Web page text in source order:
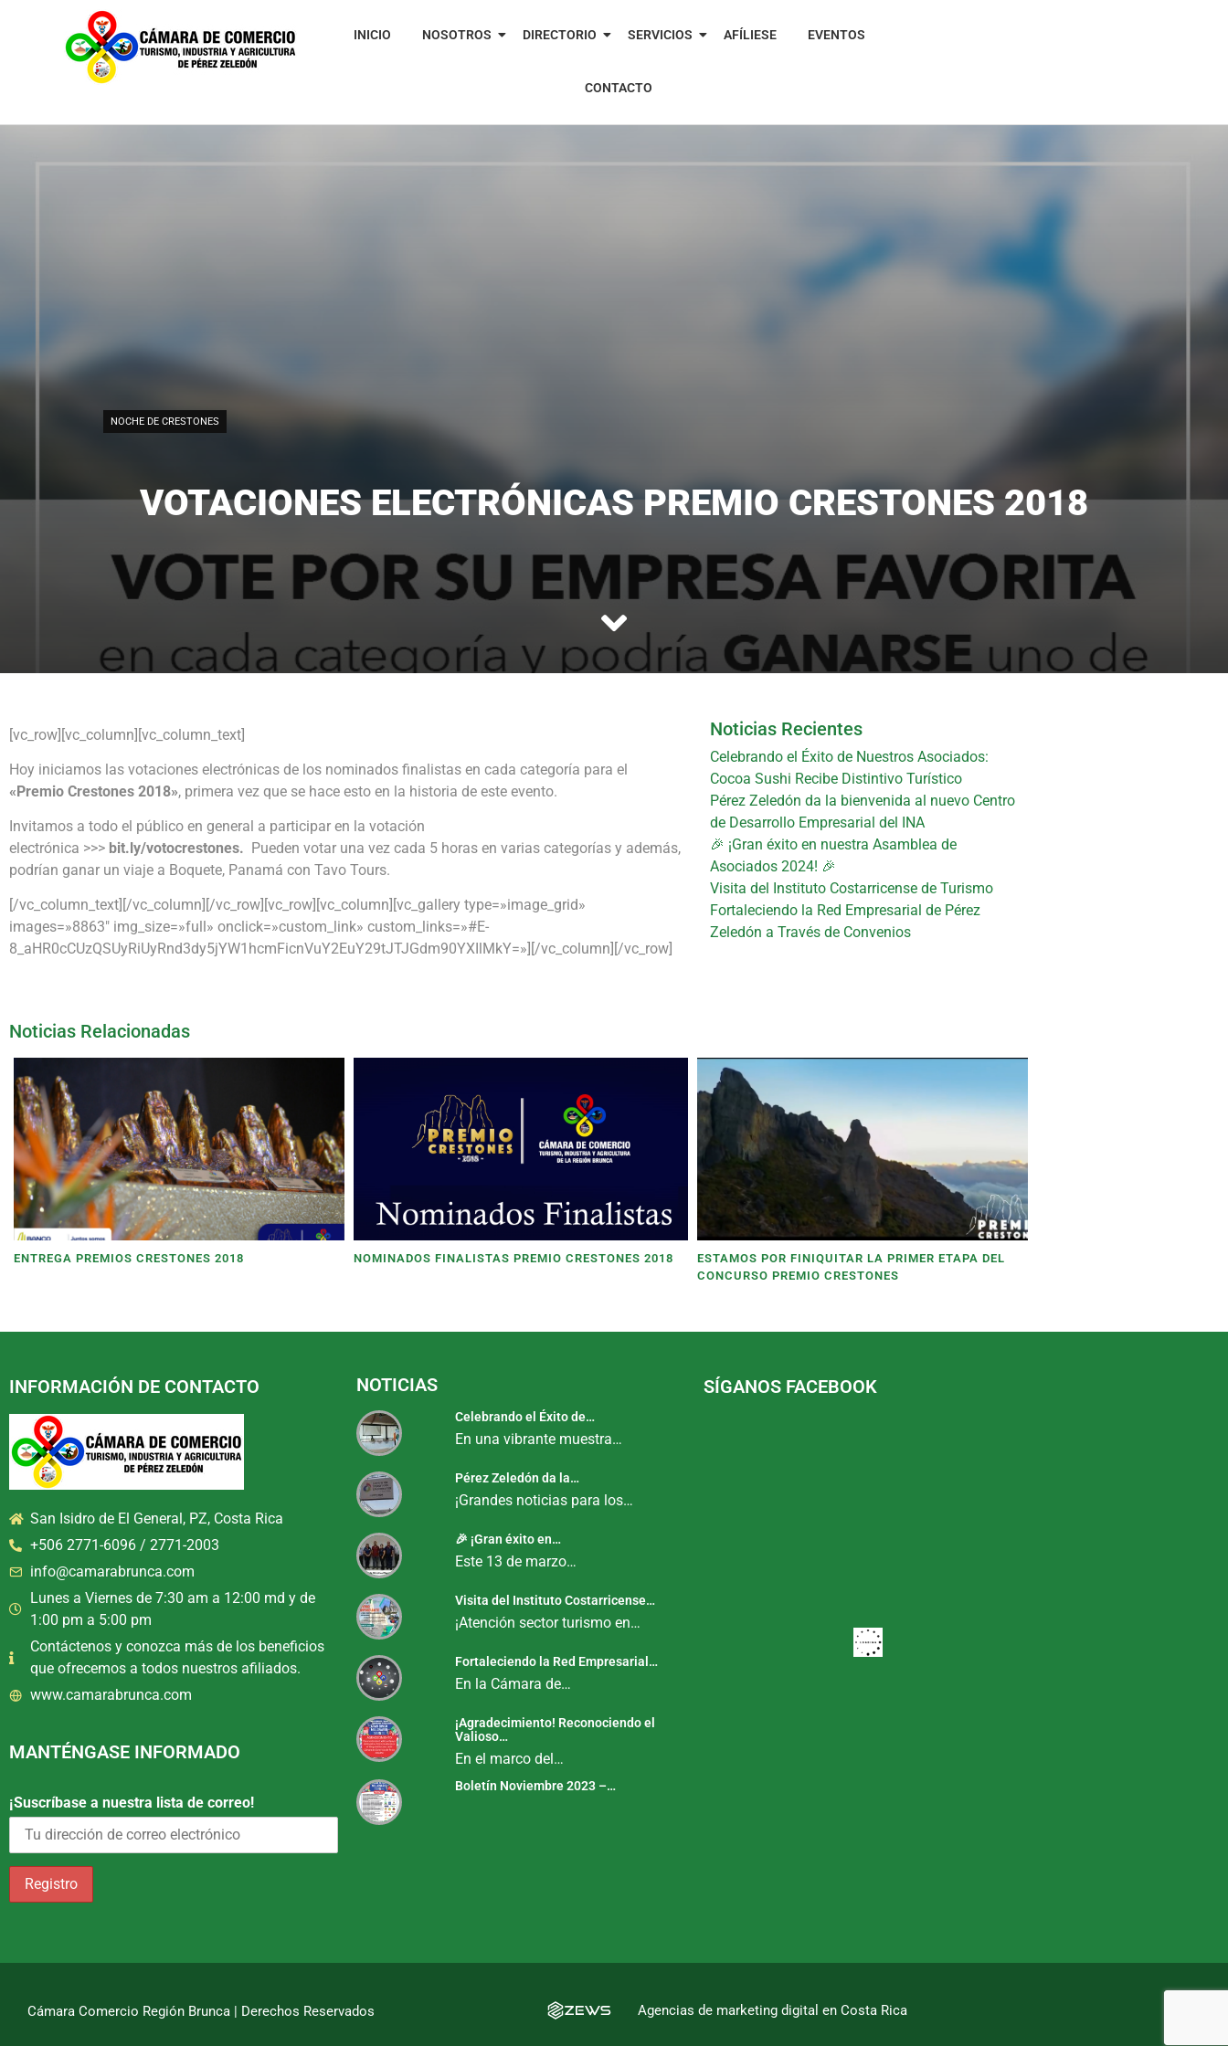
INICIO NOSOTROS DIRECTORIO SERVICIOS AFÍLIESE EVENTOS
CONTACTO
NOCHE DE CRESTONES
VOTACIONES ELECTRÓNICAS PREMIO CRESTONES 2018
[vc_row][vc_column][vc_column_text]
Hoy iniciamos las votaciones electrónicas de los nominados finalistas en cada categoría para el
«Premio Crestones 2018», primera vez que se hace esto en la historia de este evento.
Invitamos a todo el público en general a participar en la votación
electrónica >>> bit.ly/votocrestones. Pueden votar una vez cada 5 horas en varias categorías y además,
podrían ganar un viaje a Boquete, Panamá con Tavo Tours.
[/vc_column_text][/vc_column][/vc_row][vc_row][vc_column][vc_gallery type=»image_grid»
images=»8863″ img_size=»full» onclick=»custom_link» custom_links=»#E-
8_aHR0cCUzQSUyRiUyRnd3dy5jYW1hcmFicnVuY2EuY29tJTJGdm90YXIlMkY=»][/vc_column][/vc_row]
Noticias Recientes
Celebrando el Éxito de Nuestros Asociados:
Cocoa Sushi Recibe Distintivo Turístico
Pérez Zeledón da la bienvenida al nuevo Centro
de Desarrollo Empresarial del INA
🎉 ¡Gran éxito en nuestra Asamblea de
Asociados 2024! 🎉
Visita del Instituto Costarricense de Turismo
Fortaleciendo la Red Empresarial de Pérez
Zeledón a Través de Convenios
Noticias Relacionadas
ENTREGA PREMIOS CRESTONES 2018 NOMINADOS FINALISTAS PREMIO CRESTONES 2018
ESTAMOS POR FINIQUITAR LA PRIMER ETAPA DEL
CONCURSO PREMIO CRESTONES
INFORMACIÓN DE CONTACTO
San Isidro de El General, PZ, Costa Rica
+506 2771-6096 / 2771-2003
info@camarabrunca.com
Lunes a Viernes de 7:30 am a 12:00 md y de
1:00 pm a 5:00 pm
Contáctenos y conozca más de los beneficios
que ofrecemos a todos nuestros afiliados.
www.camarabrunca.com
MANTÉNGASE INFORMADO
¡Suscríbase a nuestra lista de correo!
NOTICIAS
Celebrando el Éxito de…
En una vibrante muestra…
Pérez Zeledón da la…
¡Grandes noticias para los…
🎉 ¡Gran éxito en…
Este 13 de marzo…
Visita del Instituto Costarricense…
¡Atención sector turismo en…
Fortaleciendo la Red Empresarial…
En la Cámara de…
¡Agradecimiento! Reconociendo el
Valioso…
En el marco del…
Boletín Noviembre 2023 –…
SÍGANOS FACEBOOK
Cámara Comercio Región Brunca | Derechos Reservados Agencias de marketing digital en Costa Rica